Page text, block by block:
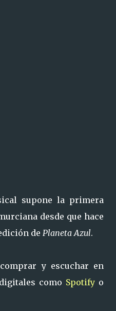
supone la primera
desde que hace
de Planeta Azul.
y escuchar en
como Spotify o